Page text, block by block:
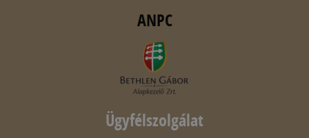
ANPC
Ügyfélszolgálat